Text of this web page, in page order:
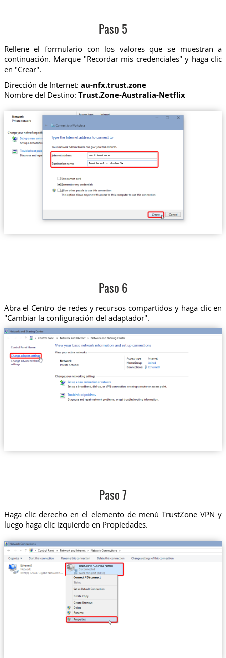
Paso 5
Rellene el formulario con los valores que se muestran a
continuación. Marque "Recordar mis credenciales" y haga clic
en "Crear".
Dirección de Internet: au-nfx.trust.zone
Nombre del Destino: Trust.Zone-Australia-Netflix
au-nfx.trust.zone
Trust.Zone-Australia-Netflix
Paso 6
Abra el Centro de redes y recursos compartidos y haga clic en
"Cambiar la configuración del adaptador".
Paso 7
Haga clic derecho en el elemento de menú TrustZone VPN y
luego haga clic izquierdo en Propiedades.
Trust.Zone-Australia-Netflix